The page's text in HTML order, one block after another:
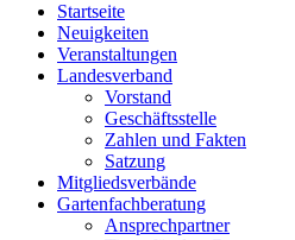
Startseite
Neuigkeiten
Veranstaltungen
Landesverband
Vorstand
Geschäftsstelle
Zahlen und Fakten
Satzung
Mitgliedsverbände
Gartenfachberatung
Ansprechpartner